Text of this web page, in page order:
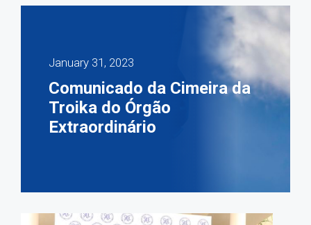
January 31, 2023
Comunicado da Cimeira da
Troika do Órgão
Extraordinário